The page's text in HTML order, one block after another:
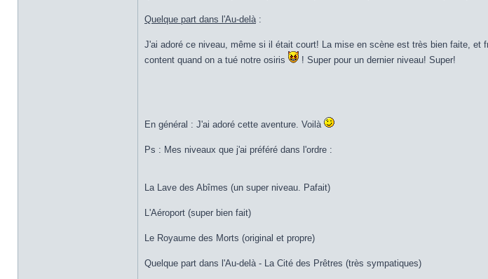
Quelque part dans l'Au-delà:
J'ai adoré ce niveau, même si il était court! La mise en scène est très bien faite,
content quand on a tué notre osiris
! Super pour un dernier niveau! Super!
En général : J'ai adoré cette aventure. Voilà
Ps : Mes niveaux que j'ai préféré dans l'ordre :
La Lave des Abîmes (un super niveau. Pafait)
L'Aéroport (super bien fait)
Le Royaume des Morts (original et propre)
Quelque part dans l'Au-delà - La Cité des Prêtres (très sympatiques)